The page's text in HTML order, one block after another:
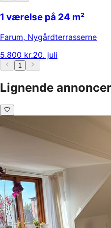
1 værelse på 24 m²
Farum, Nygårdterrasserne
5.800 kr.20. juli
1
Lignende